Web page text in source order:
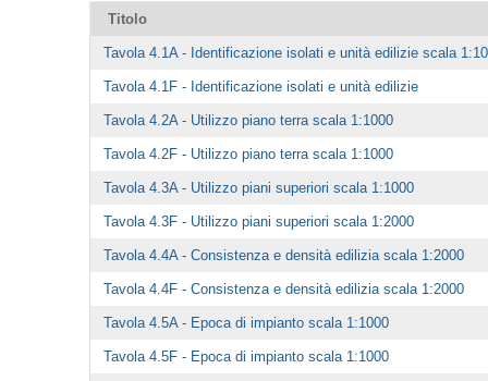
Titolo
Tavola 4.1A - Identificazione isolati e unità edilizie scala
Tavola 4.1F - Identificazione isolati e unità edilizie
Tavola 4.2A - Utilizzo piano terra scala 1:1000
Tavola 4.2F - Utilizzo piano terra scala 1:1000
Tavola 4.3A - Utilizzo piani superiori scala 1:1000
Tavola 4.3F - Utilizzo piani superiori scala 1:2000
Tavola 4.4A - Consistenza e densità edilizia scala 1:2000
Tavola 4.4F - Consistenza e densità edilizia scala 1:2000
Tavola 4.5A - Epoca di impianto scala 1:1000
Tavola 4.5F - Epoca di impianto scala 1:1000